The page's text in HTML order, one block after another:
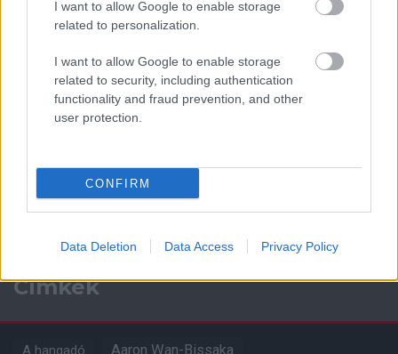
I want to allow Google to enable storage
related to personalization.
I want to allow Google to enable storage
related to security, including authentication
functionality and fraud prevention, and other
user protection.
CONFIRM
Data Deletion Data Access Privacy Policy
a ManUtdFanatics.hu működését!
Kapcsolódó hírek
Címkék
A hangadó Aaron Wan-Bissaka